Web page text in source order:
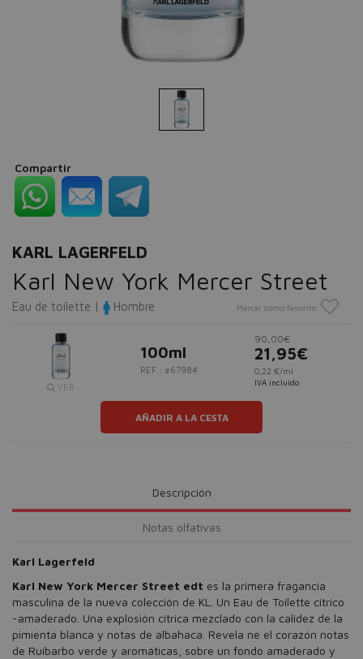
Compartir
KARL LAGERFELD
Karl New York Mercer Street
Eau de toilette | Hombre Marcar como favorito
VER
100ml
REF.: #67984
90,00€
21,95€
0,22 €/ml
IVA incluido
AÑADIR A LA CESTA
Descripción
Notas olfativas
Karl Lagerfeld
Karl New York Mercer Street edt es la primera fragancia
masculina de la nueva colección de KL. Un Eau de Toilette cítrico
-amaderado. Una explosión cítrica mezclado con la calidez de la
pimienta blanca y notas de albahaca. Revela ne el corazón notas
de Ruibarbo verde y aromáticas, sobre un fondo amaderado y